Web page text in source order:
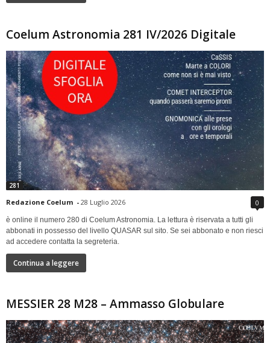
Coelum Astronomia 281 IV/2026 Digitale
281
Redazione Coelum - 28 Luglio 2026 0
è online il numero 280 di Coelum Astronomia. La lettura è riservata a tutti gli
abbonati in possesso del livello QUASAR sul sito. Se sei abbonato e non riesci
ad accedere contatta la segreteria.
Continua a leggere
MESSIER 28 M28 – Ammasso Globulare